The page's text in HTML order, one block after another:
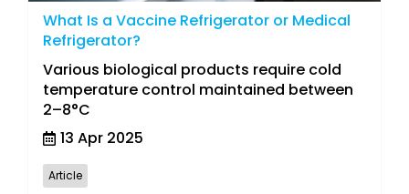
What Is a Vaccine Refrigerator or Medical
Refrigerator?
Various biological products require cold
temperature control maintained between
2–8°C
13 Apr 2025
Article